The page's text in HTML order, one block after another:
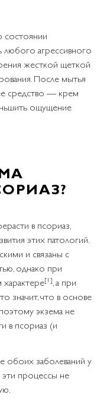
состоянии
любого агрессивного
жесткой щеткой
После мытья
средство — крем
ощущение
в псориаз,
этих патологий.
и связаны с
однако при
характере[1], а при
значит, что в основе
экзема не
в псориаз (и
обоих заболеваний у
процессы не